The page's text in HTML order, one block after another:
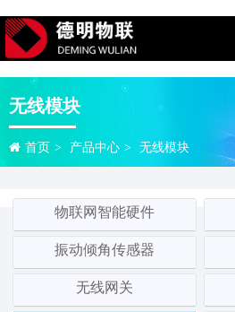
无线模块
首页 > 产品中心 > 无线模块
物联网智能硬件
振动倾角传感器
无线网关